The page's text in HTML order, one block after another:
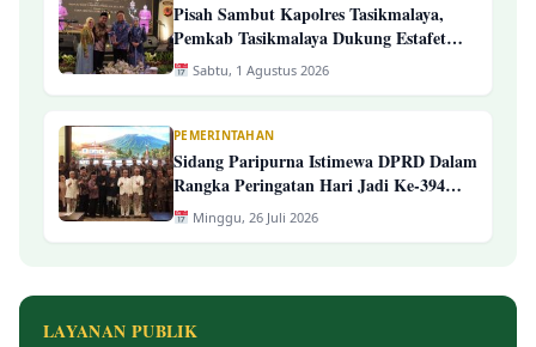
Pisah Sambut Kapolres Tasikmalaya,
Pemkab Tasikmalaya Dukung Estafet
Kepemimpinan Yang Semakin Presisi
Sabtu, 1 Agustus 2026
PEMERINTAHAN
Sidang Paripurna Istimewa DPRD Dalam
Rangka Peringatan Hari Jadi Ke-394
Kab. Tasikmalaya
Minggu, 26 Juli 2026
LAYANAN PUBLIK